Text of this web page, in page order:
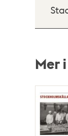
Mer
poster
och
teman